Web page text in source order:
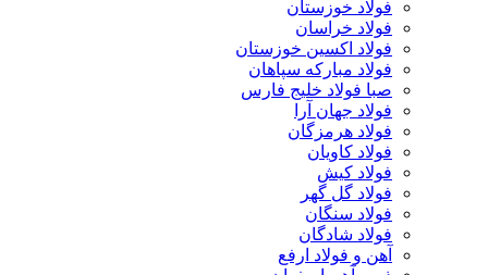
فولاد خوزستان
فولاد خراسان
فولاد اکسین خوزستان
فولاد مبارکه سپاهان
صبا فولاد خلیج فارس
فولاد جهان آرا
فولاد هرمزگان
فولاد کاویان
فولاد کیش
فولاد گل گهر
فولاد سنگان
فولاد شادگان
آهن و فولاد ارفع